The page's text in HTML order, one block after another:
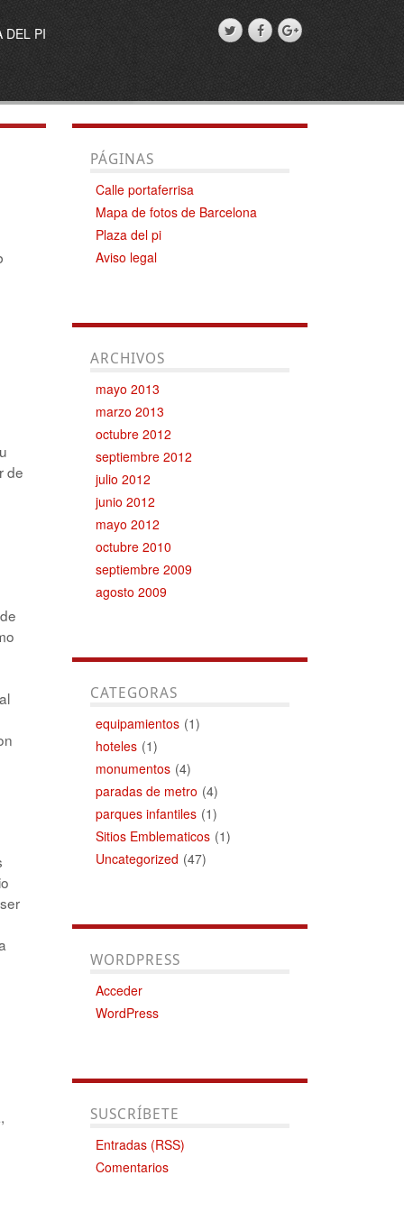
DEL PI
de
PÁGINAS
Calle portaferrisa
Mapa de fotos de Barcelona
Plaza del pi
Aviso legal
ARCHIVOS
mayo 2013
marzo 2013
octubre 2012
septiembre 2012
julio 2012
junio 2012
mayo 2012
octubre 2010
septiembre 2009
agosto 2009
CATEGORAS
equipamientos (1)
hoteles (1)
monumentos (4)
paradas de metro (4)
parques infantiles (1)
Sitios Emblematicos (1)
Uncategorized (47)
WORDPRESS
Acceder
WordPress
SUSCRÍBETE
Entradas (RSS)
Comentarios